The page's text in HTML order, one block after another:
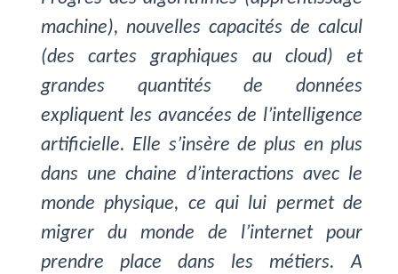
machine), nouvelles capacités de calcul
(des cartes graphiques au cloud) et
grandes quantités de données
expliquent les avancées de l’intelligence
artificielle. Elle s’insère de plus en plus
dans une chaine d’interactions avec le
monde physique, ce qui lui permet de
migrer du monde de l’internet pour
prendre place dans les métiers. A